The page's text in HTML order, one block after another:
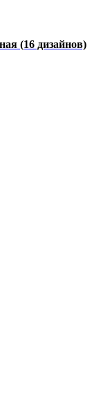
(16 дизайнов)